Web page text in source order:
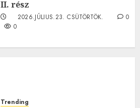
II. rész
2026.JÚLIUS.23. CSÜTÖRTÖK.
0
0
Trending